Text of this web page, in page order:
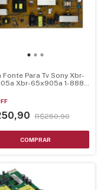
Fonte Para Tv Sony Xbr-
Xbr-65x905a 1-888-
R$250,90